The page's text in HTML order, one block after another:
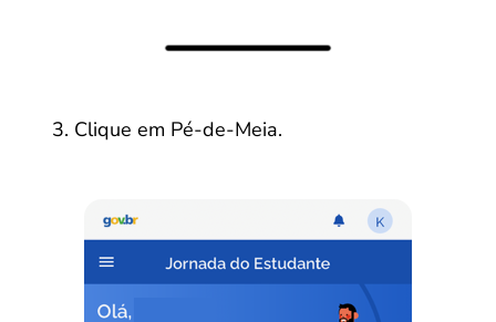
Clique em Pé-de-Meia.